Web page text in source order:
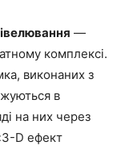
—
комплексі.
виконаних з
в
на них через
D ефект